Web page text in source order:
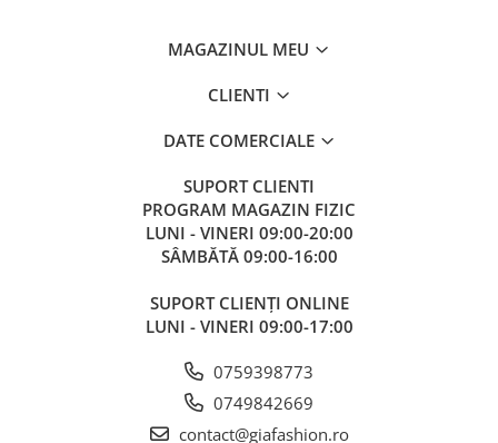
MAGAZINUL MEU
CLIENTI
DATE COMERCIALE
SUPORT CLIENTI
PROGRAM MAGAZIN FIZIC
LUNI - VINERI 09:00-20:00
SÂMBĂTĂ 09:00-16:00
SUPORT CLIENȚI ONLINE
LUNI - VINERI 09:00-17:00
0759398773
0749842669
contact@giafashion.ro